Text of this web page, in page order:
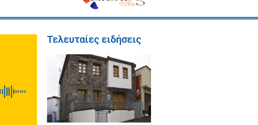
Τελευταίες ειδήσεις